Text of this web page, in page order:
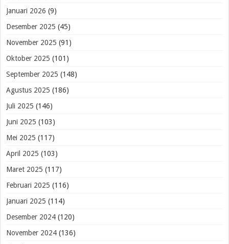
Januari 2026 (9)
Desember 2025 (45)
November 2025 (91)
Oktober 2025 (101)
September 2025 (148)
Agustus 2025 (186)
Juli 2025 (146)
Juni 2025 (103)
Mei 2025 (117)
April 2025 (103)
Maret 2025 (117)
Februari 2025 (116)
Januari 2025 (114)
Desember 2024 (120)
November 2024 (136)